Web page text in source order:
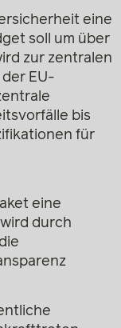
eine
soll um über
zur zentralen
EU-
bis
für
eine
durch